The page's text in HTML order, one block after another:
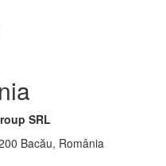
SRL
Bacău, România